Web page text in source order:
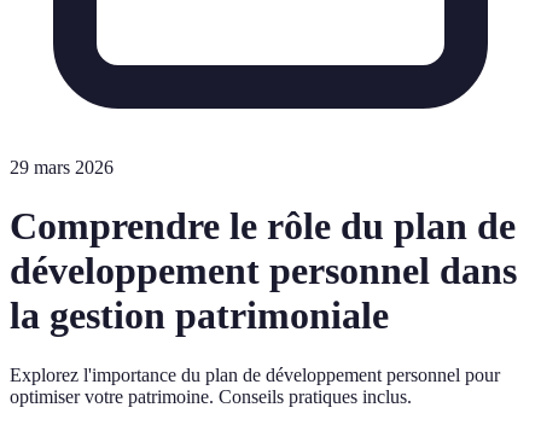
29 mars 2026
Comprendre le rôle du plan de
développement personnel dans
la gestion patrimoniale
Explorez l'importance du plan de développement personnel pour
optimiser votre patrimoine. Conseils pratiques inclus.